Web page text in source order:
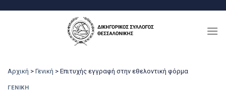
Αρχική > Γενική > Επιτυχής εγγραφή στην εθελοντική φόρμα
ΓΕΝΙΚΉ